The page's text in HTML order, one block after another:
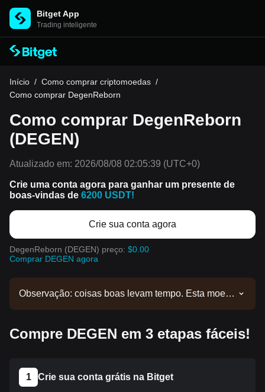
Bitget App
Trading inteligente
Início / Como comprar criptomoedas /
Como comprar DegenReborn
Como comprar DegenReborn
(DEGEN)
Atualizado em: 2026/08/08 02:05:39 (UTC+0)
Crie uma conta agora para ganhar um presente de
boas-vindas de 6200 USDT!
Crie sua conta agora
DegenReborn (DEGEN) preço: $0.00
Comprar DEGEN agora
Observação: coisas boas levam tempo. Esta moeda
Quando estiver disponível na Bitget, você poderá
listadas na Bitget.
Compre DEGEN em 3 etapas fáceis!
1 Crie sua conta grátis na Bitget